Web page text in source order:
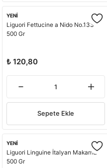
YENİ
Liguori Fettucine a Nido No.133
500 Gr
₺ 120,80
Sepete Ekle
YENİ
Liguori Linguine İtalyan Makarna
500 Gr